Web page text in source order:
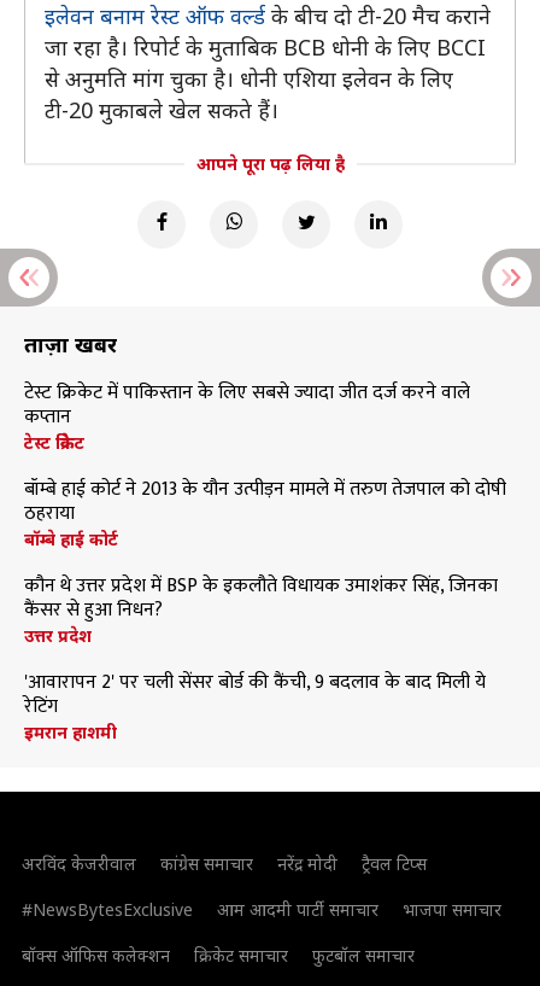
इलेवन बनाम रेस्ट ऑफ वर्ल्ड के बीच दो टी-20 मैच कराने
जा रहा है। रिपोर्ट के मुताबिक BCB धोनी के लिए BCCI
से अनुमति मांग चुका है। धोनी एशिया इलेवन के लिए
टी-20 मुकाबले खेल सकते हैं।
आपने पूरा पढ़ लिया है
ताज़ा खबरें
टेस्ट क्रिकेट में पाकिस्तान के लिए सबसे ज्यादा जीत दर्ज करने वाले
कप्तान
टेस्ट क्रिकेट
बॉम्बे हाई कोर्ट ने 2013 के यौन उत्पीड़न मामले में तरुण तेजपाल को दोषी
ठहराया
बॉम्बे हाई कोर्ट
कौन थे उत्तर प्रदेश में BSP के इकलौते विधायक उमाशंकर सिंह, जिनका
कैंसर से हुआ निधन?
उत्तर प्रदेश
'आवारापन 2' पर चली सेंसर बोर्ड की कैंची, 9 बदलाव के बाद मिली ये
रेटिंग
इमरान हाशमी
अरविंद केजरीवाल कांग्रेस समाचार नरेंद्र मोदी
ट्रैवल टिप्स
#NewsBytesExclusive
आम आदमी पार्टी समाचार
भाजपा समाचार
बॉक्स ऑफिस कलेक्शन
क्रिकेट समाचार फुटबॉल समाचार